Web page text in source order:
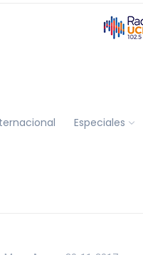
Especiales